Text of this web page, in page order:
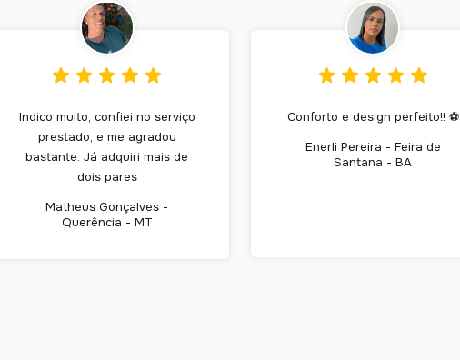
Indico muito, confiei no serviço
prestado, e me agradou
bastante. Já adquiri mais de
dois pares
Matheus Gonçalves -
Querência - MT
Conforto e design perfeito!! ⚽
Enerli Pereira - Feira de
Santana - BA